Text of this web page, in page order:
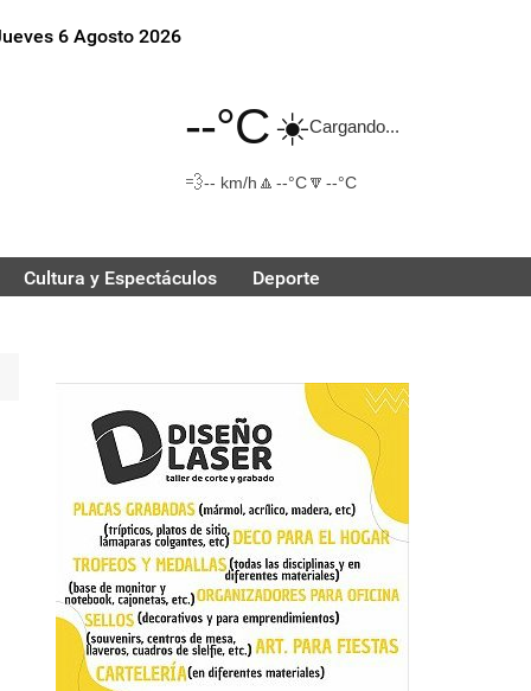
6 Agosto 2026
--°C☀️Cargando...
💨-- km/h 🔼 --°C🔽 --°C
Cultura y Espectáculos Deporte